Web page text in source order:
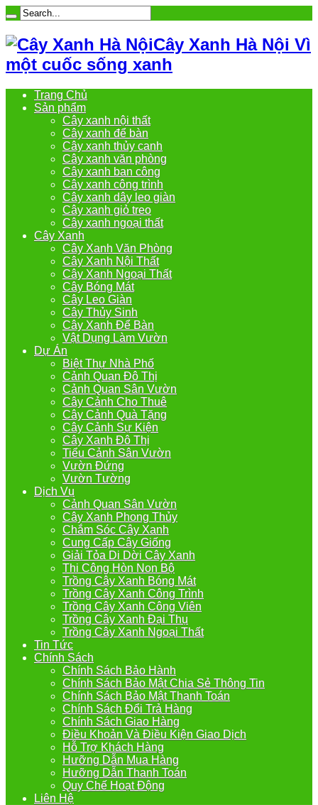
Cây Xanh Hà Nội Vì
một cuốc sống xanh
Trang Chủ
Sản phẩm
Cây xanh nội thất
Cây xanh để bàn
Cây xanh thủy canh
Cây xanh văn phòng
Cây xanh ban công
Cây xanh công trình
Cây xanh dây leo giàn
Cây xanh giỏ treo
Cây xanh ngoại thất
Cây Xanh
Cây Xanh Văn Phòng
Cây Xanh Nội Thất
Cây Xanh Ngoại Thất
Cây Bóng Mát
Cây Leo Giàn
Cây Thủy Sinh
Cây Xanh Để Bàn
Vật Dụng Làm Vườn
Dự Án
Biệt Thự Nhà Phố
Cảnh Quan Đô Thị
Cảnh Quan Sân Vườn
Cây Cảnh Cho Thuê
Cây Cảnh Quà Tặng
Cây Cảnh Sự Kiện
Cây Xanh Đô Thị
Tiểu Cảnh Sân Vườn
Vườn Đứng
Vườn Tường
Dịch Vụ
Cảnh Quan Sân Vườn
Cây Xanh Phong Thủy
Chắm Sóc Cây Xanh
Cung Cấp Cây Giống
Giải Tỏa Di Dời Cây Xanh
Thi Công Hòn Non Bộ
Trồng Cây Xanh Bóng Mát
Trồng Cây Xanh Công Trình
Trồng Cây Xanh Công Viên
Trồng Cây Xanh Đại Thụ
Trồng Cây Xanh Ngoại Thất
Tin Tức
Chính Sách
Chính Sách Bảo Hành
Chính Sách Bảo Mật Chia Sẻ Thông Tin
Chính Sách Bảo Mật Thanh Toán
Chính Sách Đổi Trả Hàng
Chính Sách Giao Hàng
Điều Khoản Và Điều Kiện Giao Dịch
Hỗ Trợ Khách Hàng
Hưỡng Dẫn Mua Hàng
Hưỡng Dẫn Thanh Toán
Quy Chế Hoạt Động
Liên Hệ